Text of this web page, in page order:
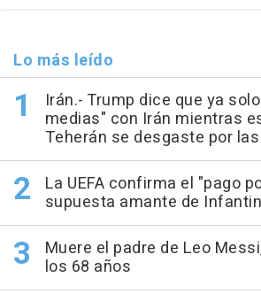
Lo más leído
Irán.- Trump dice que ya
medias" con Irán mientras
Teherán se desgaste por
La UEFA confirma el "pago
supuesta amante de
Muere el padre de Leo
los 68 años